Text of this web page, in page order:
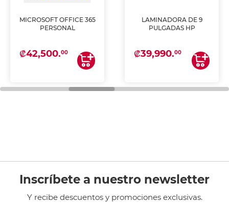
MICROSOFT OFFICE 365
PERSONAL
₡42,500.00
LAMINADORA DE 9
PULGADAS HP
₡39,990.00
Inscríbete a nuestro newsletter
Y recibe descuentos y promociones exclusivas.